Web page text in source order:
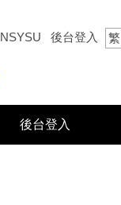
NSYSU 後台登入 繁
後台登入